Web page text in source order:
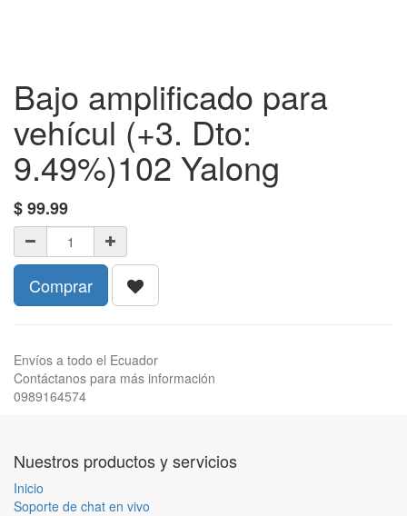
Bajo amplificado para
vehícul (+3. Dto:
9.49%)102 Yalong
$99.99
Comprar
Envíos a todo el Ecuador
Contáctanos para más información
0989164574
Nuestros productos y servicios
Inicio
Soporte de chat en vivo